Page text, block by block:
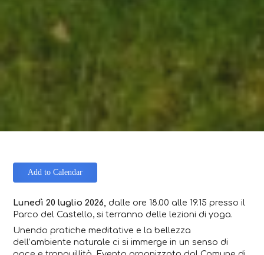
Add to Calendar
Lunedì 20 luglio 2026,
dalle ore 18.00 alle 19.15 presso il
Parco del Castello, si terranno delle lezioni di yoga.
Unendo pratiche meditative e la bellezza
dell’ambiente naturale ci si immerge in un senso di